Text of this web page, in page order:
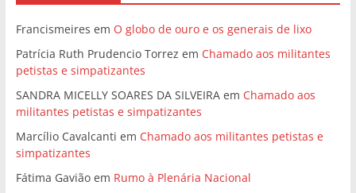
Francismeires em O globo de ouro e os generais de lixo
Patrícia Ruth Prudencio Torrez em Chamado aos militantes
petistas e simpatizantes
SANDRA MICELLY SOARES DA SILVEIRAem Chamado aos
militantes petistas e simpatizantes
Marcílio Cavalcanti em Chamado aos militantes petistas e
simpatizantes
Fátima Gaviãoem Rumo à Plenária Nacional